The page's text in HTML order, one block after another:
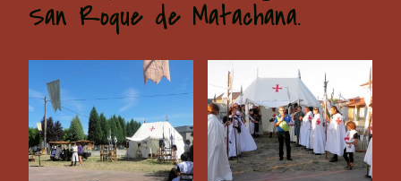
San Roque de Matachana.